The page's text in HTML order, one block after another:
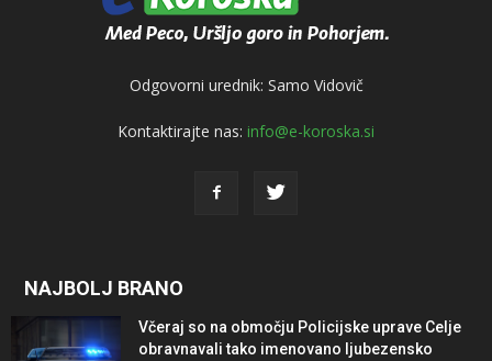
Odgovorni urednik: Samo Vidovič
Kontaktirajte nas: info@e-koroska.si
NAJBOLJ BRANO
Včeraj so na območju Policijske uprave Celje
obravnavali tako imenovano ljubezensko